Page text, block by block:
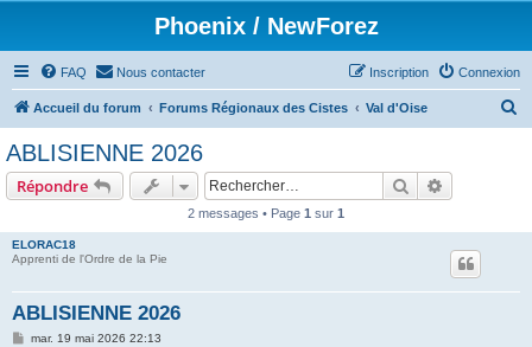
Phoenix / NewForez
FAQ Nous contacter Connexion
Inscription
Accueil du forum Forums Régionaux des Cistes Val d'Oise
ABLISIENNE 2026
Répondre Rechercher
2 messages • Page 1 sur 1
ELORAC18
Apprenti de l'Ordre de la Pie
ABLISIENNE 2026
Mmar. 19 mai 2026 22:13